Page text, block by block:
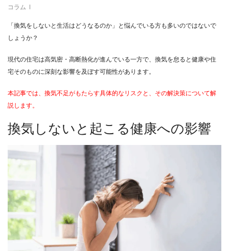
コラム
「換気をしないと生活はどうなるのか」と悩んでいる方も多いのではないで
しょうか？
現代の住宅は高気密・高断熱化が進んでいる一方で、換気を怠ると健康や住
宅そのものに深刻な影響を及ぼす可能性があります。
本記事では、換気不足がもたらす具体的なリスクと、その解決策について解
説します。
換気しないと起こる健康への影響